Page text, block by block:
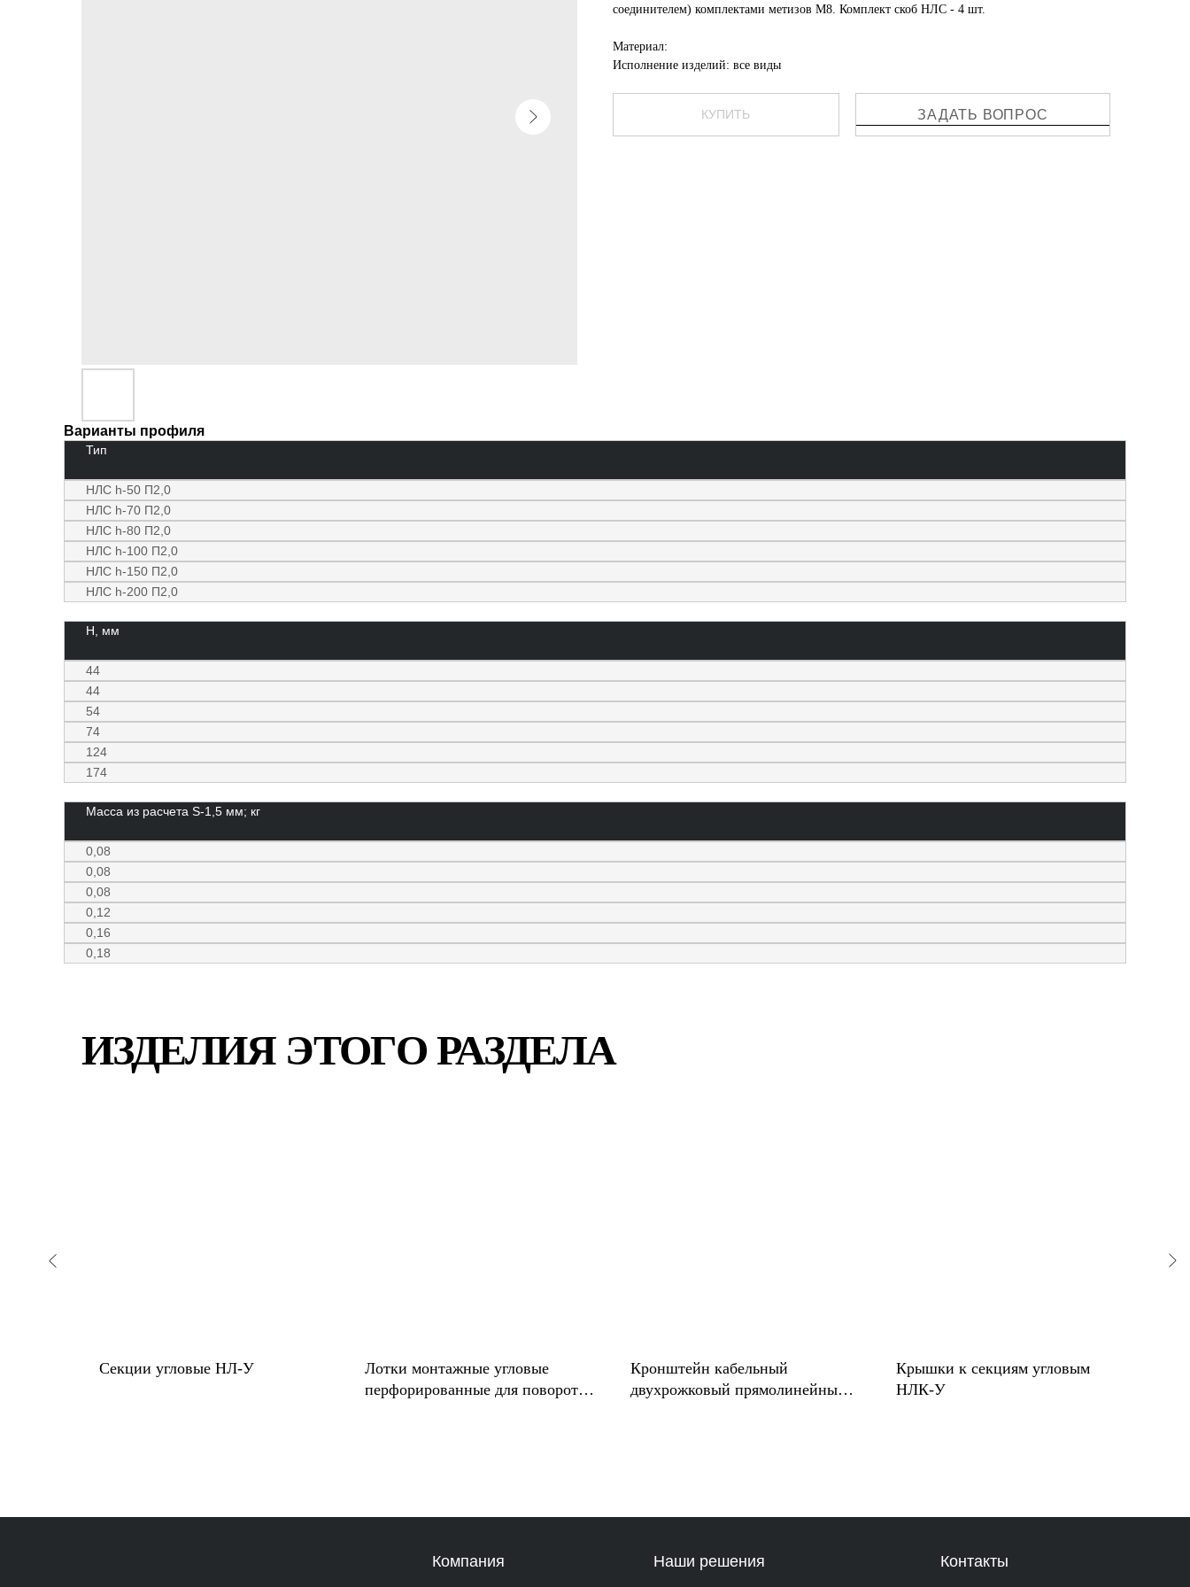
ЗАДАТЬ ВОПРОС
КУПИТЬ
соединителем) комплектами метизов М8. Комплект скоб НЛС - 4 шт.
Материал:
Исполнение изделий: все виды
Варианты профиля
Тип
НЛС h-50 П2,0
НЛС h-70 П2,0
НЛС h-80 П2,0
НЛС h-100 П2,0
НЛС h-150 П2,0
НЛС h-200 П2,0
H, мм
44
44
54
74
124
174
Масса из расчета S-1,5 мм; кг
0,08
0,08
0,08
0,12
0,16
0,18
ИЗДЕЛИЯ ЭТОГО РАЗДЕЛА
Секции угловые НЛ-У
Лотки монтажные угловые
перфорированные для поворота
Кронштейн кабельный
двухрожковый прямолинейный
Крышки к секциям угловым
НЛК-У
Контакты
Наши решения
Компания